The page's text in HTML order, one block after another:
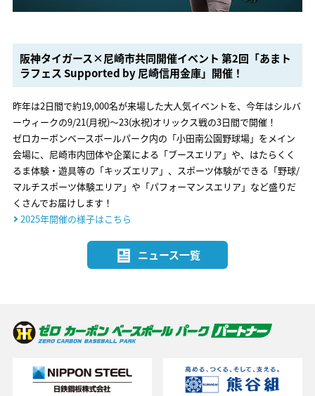
阪神タイガース×尼崎市共同開催イベント 第2回「あまト
ラフェス Supported by 尼崎信用金庫」開催！
昨年は2日間で約19,000名が来場した大人気イベントを、今年はシルバ
ーウィークの9/21(月祝)～23(水祝)オリックス戦の3日間で開催！
ゼロカーボンベースボールパーク内の「小田南公園野球場」をメイン
会場に、尼崎市内団体や企業による「ブースエリア」や、はたらくく
るま体験・遊具等の「キッズエリア」、スポーツ体験ができる「野球/
マルチスポーツ体験エリア」や「パフォーマンスエリア」など盛りだ
くさんでお届けします！
2025年開催の様子はこちら
ニュース一覧